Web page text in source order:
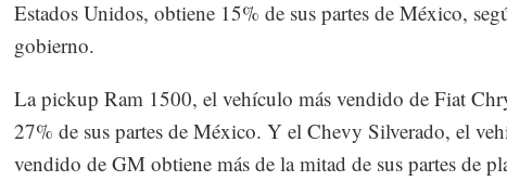
Estados Unidos, obtiene 15% de sus partes de México,
gobierno.
La pickup Ram 1500, el vehículo más vendido de Fiat
27% de sus partes de México. Y el Chevy Silverado, el
vendido de GM obtiene más de la mitad de sus partes de